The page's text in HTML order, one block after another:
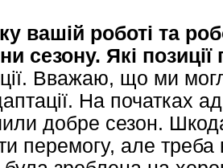
вашій роботі та
сезону. Які
Вважаю, що ми
На початках
добре сезон.
перемогу, але треба